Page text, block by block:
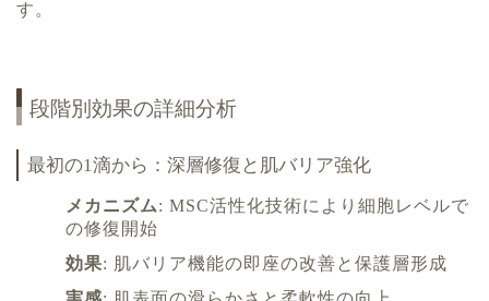
す。
段階別効果の詳細分析
最初の1滴から：深層修復と肌バリア強化
メカニズム: MSC活性化技術により細胞レベルで
の修復開始
効果: 肌バリア機能の即座の改善と保護層形成